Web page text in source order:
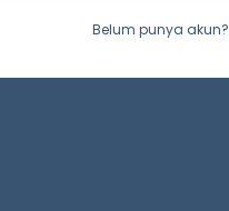
Belum punya akun?